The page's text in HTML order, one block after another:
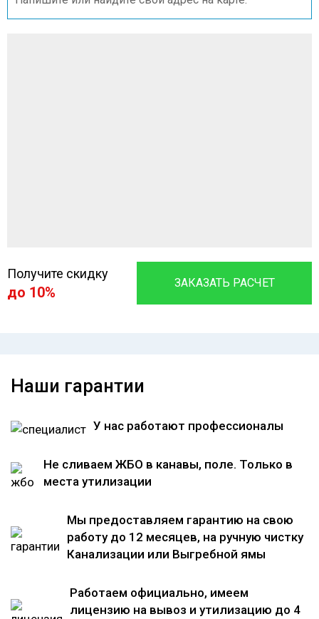
Получите скидку
до 10%
ЗАКАЗАТЬ РАСЧЕТ
Наши гарантии
У нас работают профессионалы
Не сливаем ЖБО в канавы, поле. Только в
места утилизации
Мы предоставляем гарантию на свою
работу до 12 месяцев, на ручную чистку
Канализации или Выгребной ямы
Работаем официально, имеем
лицензию на вывоз и утилизацию до 4